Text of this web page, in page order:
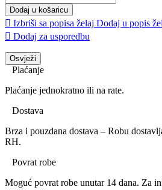
Dodaj u košaricu
 Izbriši sa popisa želaj Dodaj u popis
 Dodaj za usporedbu
Plaćanje
Plaćanje jednokratno ili na rate.
Dostava
Brza i pouzdana dostava – Robu
RH.
Povrat robe
Moguć povrat robe unutar 14 dana. Za